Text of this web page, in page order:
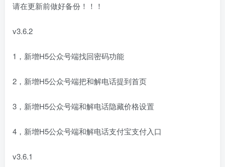
请在更新前做好备份！！！
v3.6.2
1，新增H5公众号端找回密码功能
2，新增H5公众号端把和解电话提到首页
3，新增H5公众号端和解电话隐藏价格设置
4，新增H5公众号端和解电话支付宝支付入口
v3.6.1